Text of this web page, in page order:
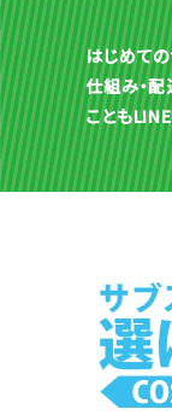
はじめての
仕組み・配
ことも